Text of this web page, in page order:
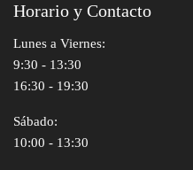
Horario y Contacto
Lunes a Viernes:
9:30 - 13:30
16:30 - 19:30
Sábado:
10:00 - 13:30